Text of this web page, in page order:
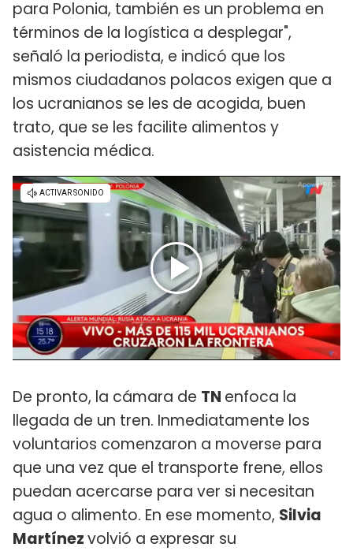
para Polonia, también es un problema en
términos de la logística a desplegar",
señaló la periodista, e indicó que los
mismos ciudadanos polacos exigen que a
los ucranianos se les de acogida, buen
trato, que se les facilite alimentos y
asistencia médica.
De pronto, la cámara de TN enfoca la
llegada de un tren. Inmediatamente los
voluntarios comenzaron a moverse para
que una vez que el transporte frene, ellos
puedan acercarse para ver si necesitan
agua o alimento. En ese momento, Silvia
Martínezvolvió a expresar su